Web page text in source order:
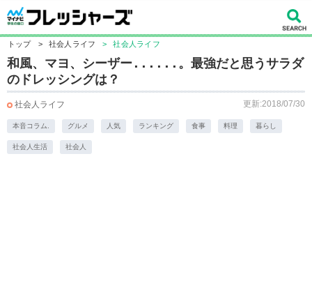
トップ > 社会人ライフ > 社会人ライフ
和風、マヨ、シーザー......。最強だと思うサラダ
のドレッシングは？
社会人ライフ 更新:2018/07/30
本音コラム. グルメ 人気 ランキング 食事 料理 暮らし
社会人生活 社会人